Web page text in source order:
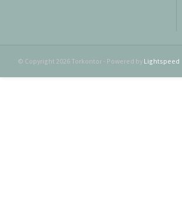
© Copyright 2026 Torkontor - Powered by Lightspeed